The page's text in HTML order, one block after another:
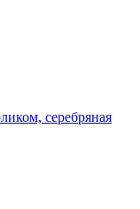
серебряная